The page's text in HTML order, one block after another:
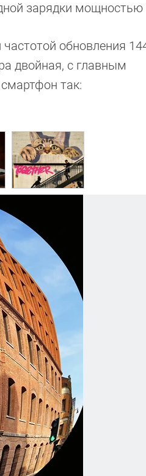
зарядки
обновления
двойная, с главным
так: